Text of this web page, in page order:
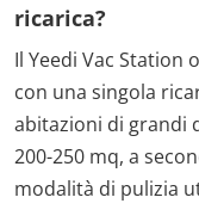
ricarica?
Il Yeedi Vac
con una singola
abitazioni di grandi
200-250 mq, a
modalità di pulizia